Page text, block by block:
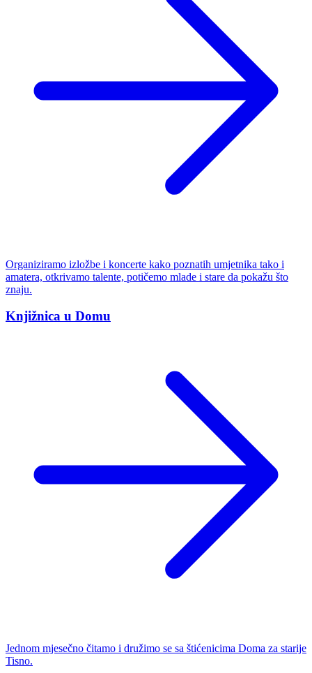
Organiziramo izložbe i koncerte kako poznatih umjetnika tako i
amatera, otkrivamo talente, potičemo mlade i stare da pokažu što
znaju.
Knjižnica u Domu
Jednom mjesečno čitamo i družimo se sa štićenicima Doma za starije
Tisno.